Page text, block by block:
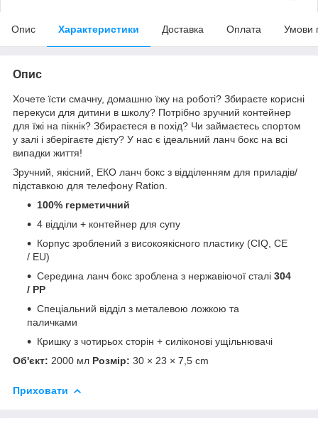
Опис Характеристики Доставка Оплата Умови
Опис
Хочете їсти смачну, домашню їжу на роботі? Збираєте корисні
перекуси для дитини в школу? Потрібно зручний контейнер
для їжі на пікнік? Збираєтеся в похід? Чи займаєтесь спортом
у залі і зберігаєте дієту? У нас є ідеальний ланч бокс на всі
випадки життя!
Зручний, якісний, ЕКО ланч бокс з відділенням для приладів/
підставкою для телефону Ration.
100% герметичний
4 відділи + контейнер для супу
Корпус зроблений з високоякісного пластику (CIQ, CE
/ EU)
Середина ланч бокс зроблена з нержавіючої сталі 304
/ PP
Спеціальний відділ з металевою ложкою та
паличками
Кришку з чотирьох сторін + силіконові ущільнювачі
Об'єкт: 2000 мл Розмір: 30 × 23 × 7,5 cm
Приховати